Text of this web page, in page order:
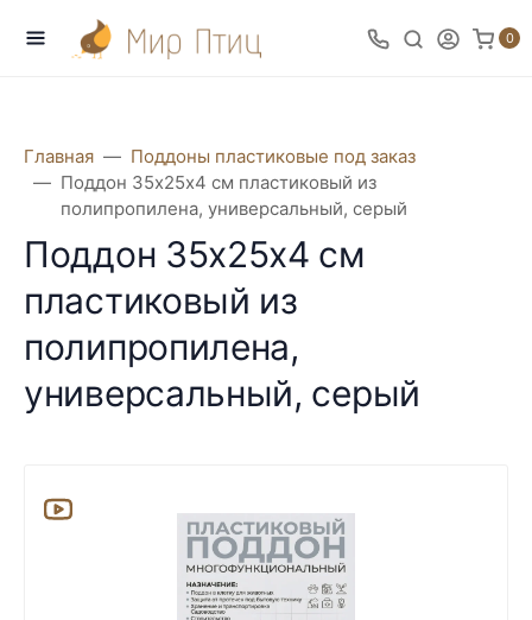
0
Главная
Поддоны пластиковые под заказ
Поддон 35х25х4 см пластиковый из
полипропилена, универсальный, серый
Поддон 35х25х4 см
пластиковый из
полипропилена,
универсальный, серый